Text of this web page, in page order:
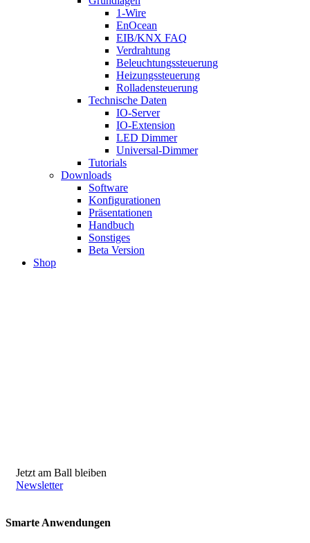
1-Wire
EnOcean
EIB/KNX FAQ
Verdrahtung
Beleuchtungssteuerung
Heizungssteuerung
Rolladensteuerung
Technische Daten
IO-Server
IO-Extension
LED Dimmer
Universal-Dimmer
Tutorials
Downloads
Software
Konfigurationen
Präsentationen
Handbuch
Sonstiges
Beta Version
Shop
Jetzt am Ball bleiben
Newsletter
Smarte Anwendungen